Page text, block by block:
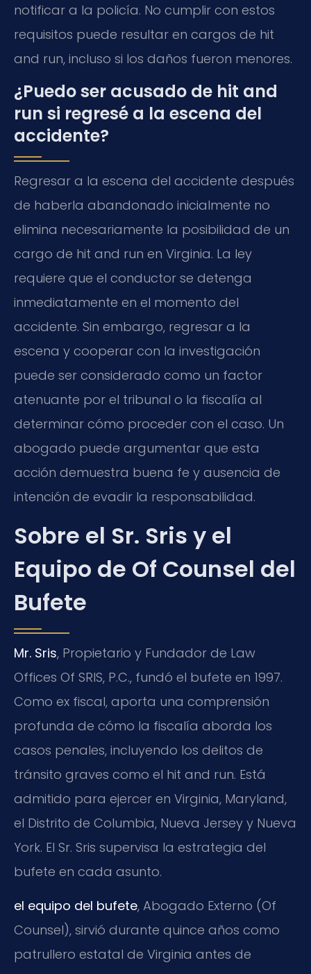
notificar a la policía. No cumplir con estos
requisitos puede resultar en cargos de hit
and run, incluso si los daños fueron menores.
¿Puedo ser acusado de hit and
run si regresé a la escena del
accidente?
Regresar a la escena del accidente después
de haberla abandonado inicialmente no
elimina necesariamente la posibilidad de un
cargo de hit and run en Virginia. La ley
requiere que el conductor se detenga
inmediatamente en el momento del
accidente. Sin embargo, regresar a la
escena y cooperar con la investigación
puede ser considerado como un factor
atenuante por el tribunal o la fiscalía al
determinar cómo proceder con el caso. Un
abogado puede argumentar que esta
acción demuestra buena fe y ausencia de
intención de evadir la responsabilidad.
Sobre el Sr. Sris y el
Equipo de Of Counsel del
Bufete
Mr. Sris, Propietario y Fundador de Law
Offices Of SRIS, P.C., fundó el bufete en 1997.
Como ex fiscal, aporta una comprensión
profunda de cómo la fiscalía aborda los
casos penales, incluyendo los delitos de
tránsito graves como el hit and run. Está
admitido para ejercer en Virginia, Maryland,
el Distrito de Columbia, Nueva Jersey y Nueva
York. El Sr. Sris supervisa la estrategia del
bufete en cada asunto.
el equipo del bufete, Abogado Externo (Of
Counsel), sirvió durante quince años como
patrullero estatal de Virginia antes de